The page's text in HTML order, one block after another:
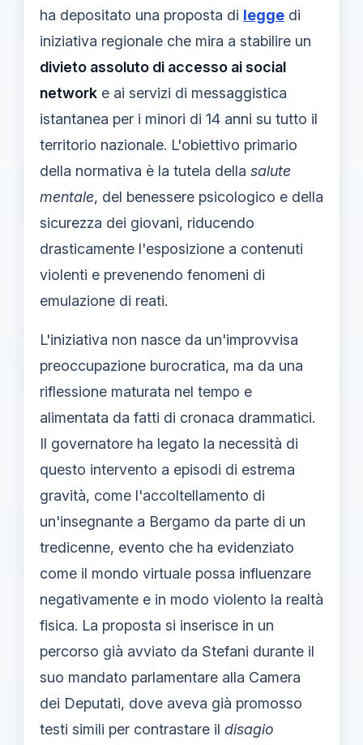
ha depositato una proposta di legge di
iniziativa regionale che mira a stabilire un
divieto assoluto di accesso ai social
network e ai servizi di messaggistica
istantanea per i minori di 14 anni su tutto il
territorio nazionale. L'obiettivo primario
della normativa è la tutela della salute
mentale, del benessere psicologico e della
sicurezza dei giovani, riducendo
drasticamente l'esposizione a contenuti
violenti e prevenendo fenomeni di
emulazione di reati.
L'iniziativa non nasce da un'improvvisa
preoccupazione burocratica, ma da una
riflessione maturata nel tempo e
alimentata da fatti di cronaca drammatici.
Il governatore ha legato la necessità di
questo intervento a episodi di estrema
gravità, come l'accoltellamento di
un'insegnante a Bergamo da parte di un
tredicenne, evento che ha evidenziato
come il mondo virtuale possa influenzare
negativamente e in modo violento la realtà
fisica. La proposta si inserisce in un
percorso già avviato da Stefani durante il
suo mandato parlamentare alla Camera
dei Deputati, dove aveva già promosso
testi simili per contrastare il disagio